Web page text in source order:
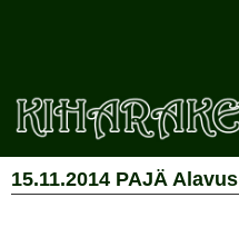
15.11.2014 PAJÄ Alavus